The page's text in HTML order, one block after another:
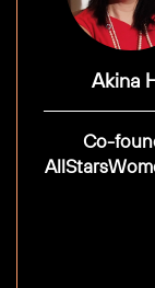
Akina
Co-